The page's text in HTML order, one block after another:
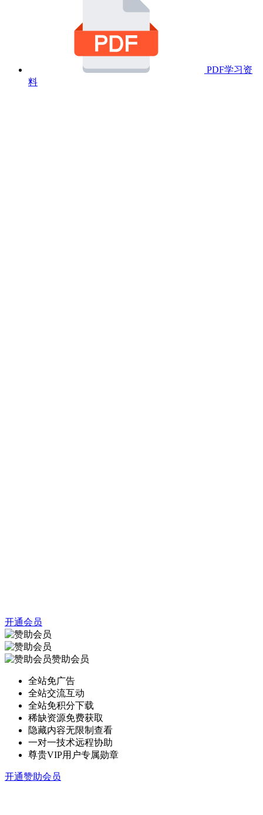
PDF学习资
料
开通会员
赞助会员
全站免广告
全站交流互动
全站免积分下载
稀缺资源免费获取
隐藏内容无限制查看
一对一技术远程协助
尊贵VIP用户专属勋章
开通赞助会员